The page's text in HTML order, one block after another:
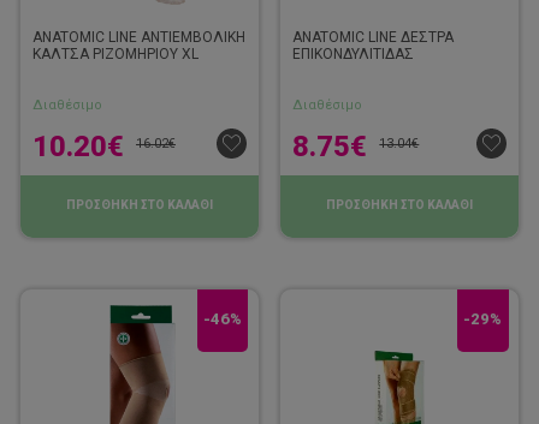
ANATOMIC LINE ΑΝΤΙΕΜΒΟΛΙΚΗ
ΚΑΛΤΣΑ ΡΙΖΟΜΗΡΙΟΥ XL
Διαθέσιμο
16.02€
10.20€
ΠΡΟΣΘΗΚΗ ΣΤΟ ΚΑΛΑΘΙ
ANATOMIC LINE ΔΕΣΤΡΑ
ΕΠΙΚΟΝΔΥΛΙΤΙΔΑΣ
Διαθέσιμο
13.04€
8.75€
ΠΡΟΣΘΗΚΗ ΣΤΟ ΚΑΛΑΘΙ
-46% -29%